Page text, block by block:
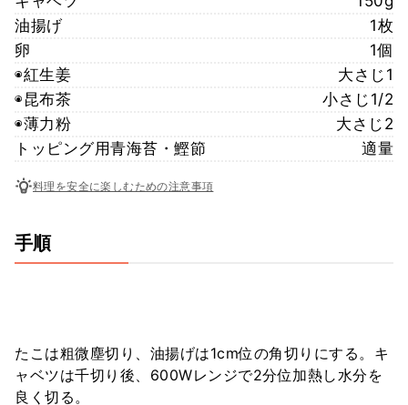
油揚げ
1枚
卵
1個
◉紅生姜
大さじ1
◉昆布茶
小さじ1/2
◉薄力粉
大さじ2
トッピング用青海苔・鰹節
適量
料理を安全に楽しむための注意事項
手順
たこは粗微塵切り、油揚げは1cm位の角切りにする。キ
ャベツは千切り後、600Wレンジで2分位加熱し水分を
良く切る。